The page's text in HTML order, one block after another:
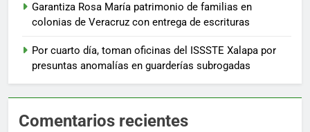
Garantiza Rosa María patrimonio de familias en
colonias de Veracruz con entrega de escrituras
Por cuarto día, toman oficinas del ISSSTE Xalapa por
presuntas anomalías en guarderías subrogadas
Comentarios recientes